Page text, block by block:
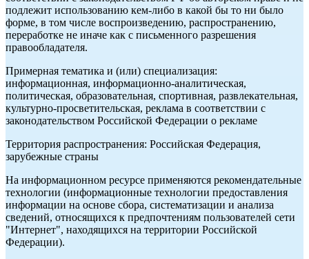
подлежит использованию кем-либо в какой бы то ни было
форме, в том числе воспроизведению, распространению,
переработке не иначе как с письменного разрешения
правообладателя.
Примерная тематика и (или) специализация:
информационная, информационно-аналитическая,
политическая, образовательная, спортивная, развлекательная,
культурно-просветительская, реклама в соответствии с
законодательством Российской Федерации о рекламе
Территория распространения: Российская Федерация,
зарубежные страны
На информационном ресурсе применяются рекомендательные
технологии (информационные технологии предоставления
информации на основе сбора, систематизации и анализа
сведений, относящихся к предпочтениям пользователей сети
"Интернет", находящихся на территории Российской
Федерации).